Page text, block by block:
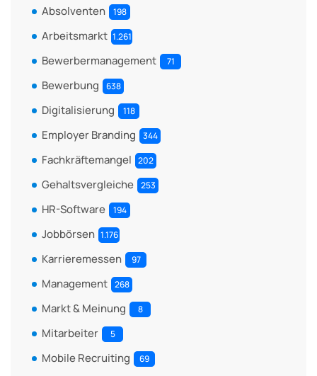
Absolventen 198
Arbeitsmarkt 1.261
Bewerbermanagement 71
Bewerbung 638
Digitalisierung 118
Employer Branding 344
Fachkräftemangel 202
Gehaltsvergleiche 253
HR-Software 194
Jobbörsen 1.176
Karrieremessen 97
Management 268
Markt & Meinung 8
Mitarbeiter 5
Mobile Recruiting 69